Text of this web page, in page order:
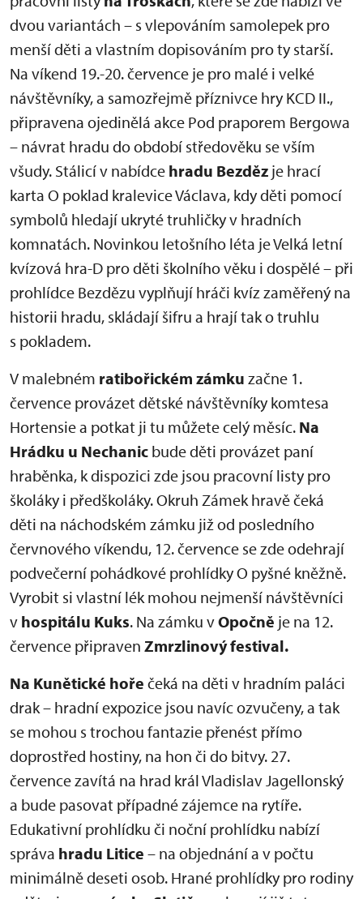
dvou variantách – s vlepováním samolepek pro
menší děti a vlastním dopisováním pro ty starší.
Na víkend 19.-20. července je pro malé i velké
návštěvníky, a samozřejmě příznivce hry KCD II.,
připravena ojedinělá akce Pod praporem Bergowa
– návrat hradu do období středověku se vším
všudy. Stálicí v nabídce hradu Bezděz je hrací
karta O poklad kralevice Václava, kdy děti pomocí
symbolů hledají ukryté truhličky v hradních
komnatách. Novinkou letošního léta je Velká letní
kvízová hra-D pro děti školního věku i dospělé – při
prohlídce Bezdězu vyplňují hráči kvíz zaměřený na
historii hradu, skládají šifru a hrají tak o truhlu
s pokladem.
V malebném ratibořickém zámku začne 1.
července provázet dětské návštěvníky komtesa
Hortensie a potkat ji tu můžete celý měsíc. Na
Hrádku u Nechanic bude děti provázet paní
hraběnka, k dispozici zde jsou pracovní listy pro
školáky i předškoláky. Okruh Zámek hravě čeká
děti na náchodském zámku již od posledního
červnového víkendu, 12. července se zde odehrají
podvečerní pohádkové prohlídky O pyšné kněžně.
Vyrobit si vlastní lék mohou nejmenší návštěvníci
v hospitálu Kuks. Na zámku vOpočně je na 12.
července připraven Zmrzlinový festival.
Na Kunětické hoře čeká na děti v hradním paláci
drak – hradní expozice jsou navíc ozvučeny, a tak
se mohou s trochou fantazie přenést přímo
doprostřed hostiny, na hon či do bitvy. 27.
července zavítá na hrad král Vladislav Jagellonský
a bude pasovat případné zájemce na rytíře.
Edukativní prohlídku či noční prohlídku nabízí
správa hradu Litice – na objednání a v počtu
minimálně deseti osob. Hrané prohlídky pro rodiny